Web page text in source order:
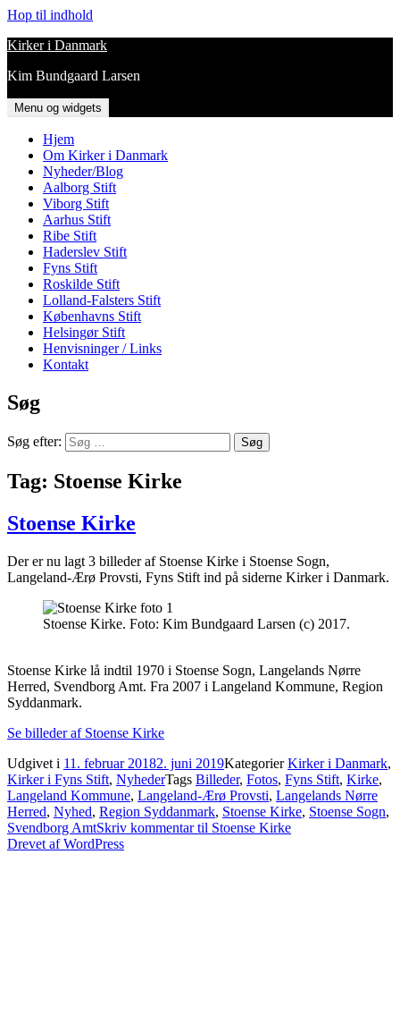
Hop til indhold
Kirker i Danmark
Kim Bundgaard Larsen
Menu og widgets
Hjem
Om Kirker i Danmark
Nyheder/Blog
Aalborg Stift
Viborg Stift
Aarhus Stift
Ribe Stift
Haderslev Stift
Fyns Stift
Roskilde Stift
Lolland-Falsters Stift
Københavns Stift
Helsingør Stift
Henvisninger / Links
Kontakt
Søg
Søg efter:
Tag: Stoense Kirke
Stoense Kirke
Der er nu lagt 3 billeder af Stoense Kirke i Stoense Sogn,
Langeland-Ærø Provsti, Fyns Stift ind på siderne Kirker i Danmark.
Stoense Kirke. Foto: Kim Bundgaard Larsen (c) 2017.
Stoense Kirke lå indtil 1970 i Stoense Sogn, Langelands Nørre
Herred, Svendborg Amt. Fra 2007 i Langeland Kommune, Region
Syddanmark.
Se billeder af Stoense Kirke
Udgivet i 11. februar 20182. juni 2019KategorierKirker i Danmark,
Kirker i Fyns Stift, NyhederTags Billeder, Fotos, Fyns Stift, Kirke,
Langeland Kommune, Langeland-Ærø Provsti, Langelands Nørre
Herred, Nyhed, Region Syddanmark, Stoense Kirke, Stoense Sogn,
Svendborg AmtSkriv kommentartil Stoense Kirke
Drevet af WordPress